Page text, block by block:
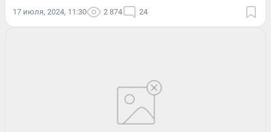
17 июля, 2024, 11:30 2 874 24